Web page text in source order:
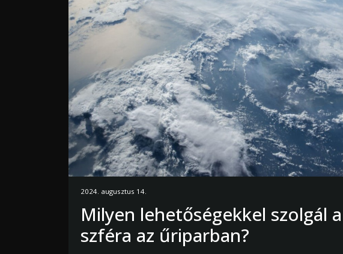
2024. augusztus 14.
Milyen lehetőségekkel szolgál
szféra az űriparban?